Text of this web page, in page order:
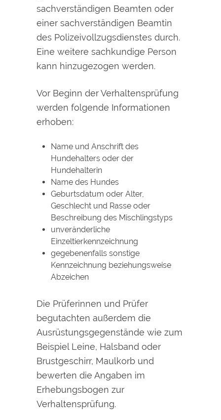
sachverständigen Beamten oder
einer sachverständigen Beamtin
des Polizeivollzugsdienstes durch.
Eine weitere sachkundige Person
kann hinzugezogen werden.
Vor Beginn der Verhaltensprüfung
werden folgende Informationen
erhoben:
Name und Anschrift des
Hundehalters oder der
Hundehalterin
Name des Hundes
Geburtsdatum oder Alter,
Geschlecht und Rasse oder
Beschreibung des Mischlingstyps
unveränderliche
Einzeltierkennzeichnung
gegebenenfalls sonstige
Kennzeichnung beziehungsweise
Abzeichen
Die Prüferinnen und Prüfer
begutachten außerdem die
Ausrüstungsgegenstände wie zum
Beispiel Leine, Halsband oder
Brustgeschirr, Maulkorb und
bewerten die Angaben im
Erhebungsbogen zur
Verhaltensprüfung.